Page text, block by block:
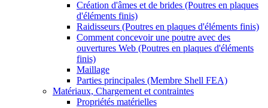
Création d'âmes et de brides (Poutres en plaques
d'éléments finis)
Raidisseurs (Poutres en plaques d'éléments finis)
Comment concevoir une poutre avec des
ouvertures Web (Poutres en plaques d'éléments
finis)
Maillage
Parties principales (Membre Shell FEA)
Matériaux, Chargement et contraintes
Propriétés matérielles